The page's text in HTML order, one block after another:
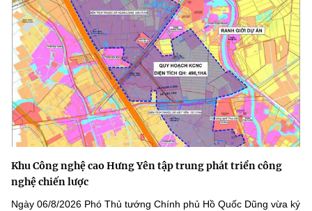
Khu Công nghệ cao Hưng Yên tập trung phát triển công
nghệ chiến lược
Ngày 06/8/2026 Phó Thủ tướng Chính phủ Hồ Quốc Dũng vừa ký